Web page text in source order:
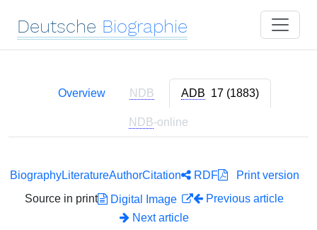
Deutsche Biographie
Overview NDB ADB 17 (1883)
NDB-online
BiographyLiteratureAuthorCitation RDF
Print version
Source in print
Digital Image
Previous article
Next article